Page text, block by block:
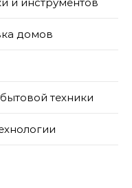
домов
техники